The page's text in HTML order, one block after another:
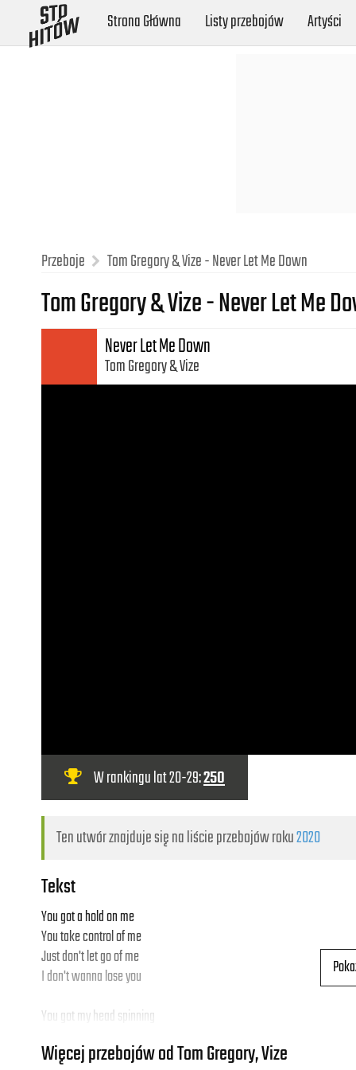
Strona Główna Listy przebojów Artyści
Przeboje Tom Gregory & Vize - Never Let Me Down
Tom Gregory & Vize - Never Let Me
Never Let Me Down
Tom Gregory Vize
W rankingu lat 20-29:250
Ten utwór znajduje się na liście przebojów roku2020
Tekst
You got a hold on me
You take control of me
Just don't let go of me
I don't wanna lose you
You got my head spinning
Want you to last with me
Więcej przebojów od Tom Gregory, Vize